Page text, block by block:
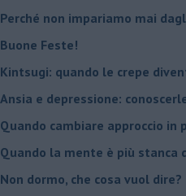
​Perché non impariamo mai
​Buone Feste!
​Kintsugi: quando le crepe
Ansia e depressione:
Quando cambiare approccio in
​Quando la mente è più stanca
Non dormo, che cosa vuol dire?